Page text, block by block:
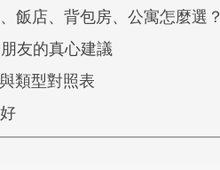
飯店、背包房、公寓怎麼選？
友的真心建議
類型對照表